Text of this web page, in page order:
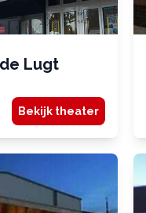
Lugt
Bekijk theater